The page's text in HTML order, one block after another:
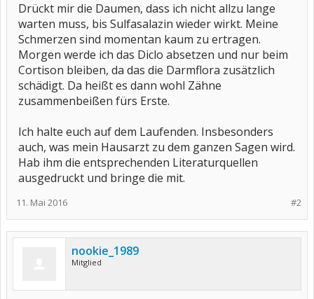
Drückt mir die Daumen, dass ich nicht allzu lange
warten muss, bis Sulfasalazin wieder wirkt. Meine
Schmerzen sind momentan kaum zu ertragen.
Morgen werde ich das Diclo absetzen und nur beim
Cortison bleiben, da das die Darmflora zusätzlich
schädigt. Da heißt es dann wohl Zähne
zusammenbeißen fürs Erste.
Ich halte euch auf dem Laufenden. Insbesonders
auch, was mein Hausarzt zu dem ganzen Sagen wird.
Hab ihm die entsprechenden Literaturquellen
ausgedruckt und bringe die mit.
#2
11. Mai 2016
nookie_1989
Mitglied